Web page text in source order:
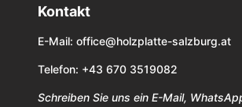
Kontakt
E-Mail: office@holzplatte-salzburg.at
Telefon: +43 670 3519082
Schreiben Sie uns ein E-Mail,